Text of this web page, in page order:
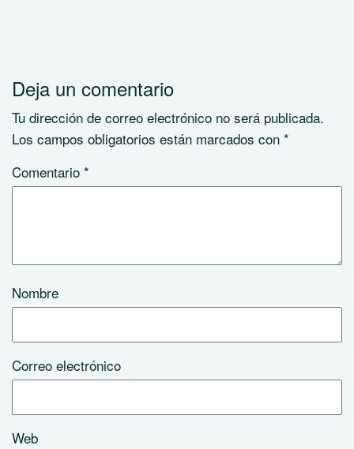
Deja un comentario
Tu dirección de correo electrónico no será publicada.
Los campos obligatorios están marcados con *
Comentario *
Nombre
Correo electrónico
Web